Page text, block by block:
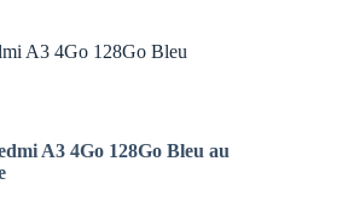
A3 4Go 128Go Bleu
A3 4Go 128Go Bleu au